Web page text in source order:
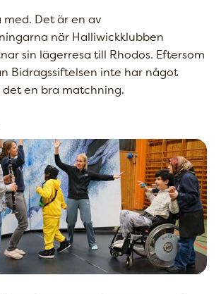
Det är en av
när Halliwickklubben
sin lägerresa till Rhodos. Eftersom
Bidragssiftelsen inte har något
det en bra matchning.